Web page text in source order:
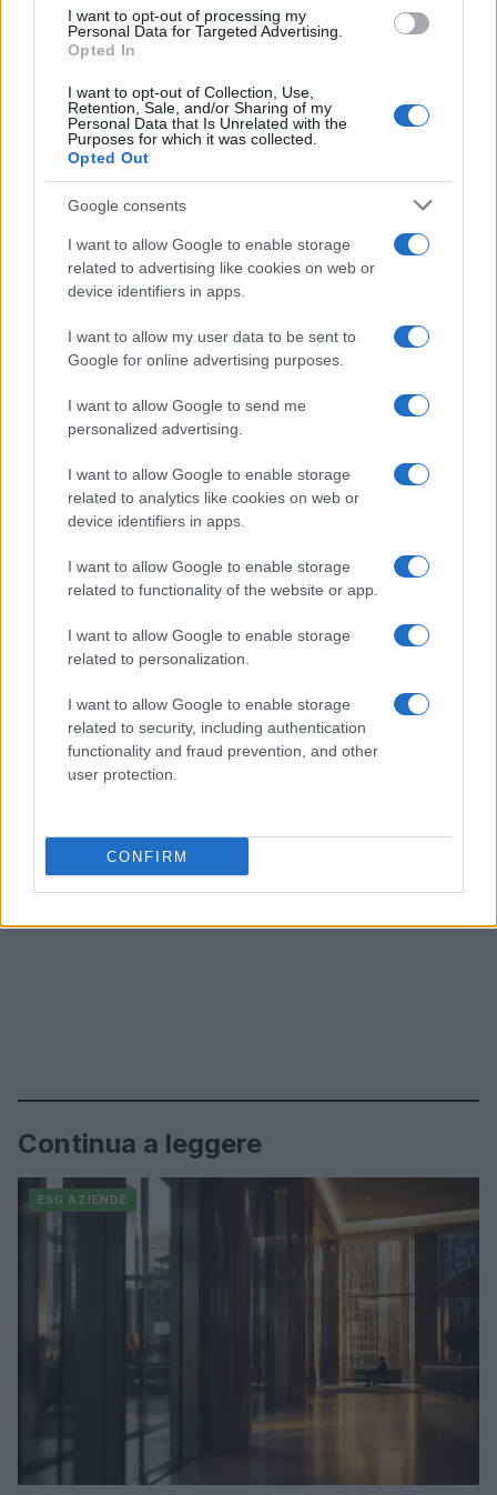
I want to opt-out of processing my
Personal Data for Targeted Advertising.
Opted In
I want to opt-out of Collection, Use,
Retention, Sale, and/or Sharing of my
Personal Data that Is Unrelated with the
Purposes for which it was collected.
Opted Out
Google consents
I want to allow Google to enable storage
related to advertising like cookies on web or
device identifiers in apps.
I want to allow my user data to be sent to
Google for online advertising purposes.
I want to allow Google to send me
personalized advertising.
I want to allow Google to enable storage
related to analytics like cookies on web or
device identifiers in apps.
I want to allow Google to enable storage
related to functionality of the website or app.
I want to allow Google to enable storage
related to personalization.
I want to allow Google to enable storage
related to security, including authentication
functionality and fraud prevention, and other
user protection.
CONFIRM
chiedere metriche omogenee lungo il tempo e
chiarire la strategia di transizione, incluse tappe
intermedie e governance degli incentivi.
Chiarimenti su perimetro,catena del valore e
qualità degli audit rafforzano la fiducia nei dati.
L’investitore che unisce rating esterni, analisi
proprietaria e engagement strutturato trasforma un
punteggio in unvantaggio informativo
riducendo
bias e asimmetrie. Così, il rating diventa l’inizio
della ricerca, non la sua destinazione.
AUTORE
Ilaria Galli
caso amministrativo triestino dopo accessi agli
atti al Municipio, sostenendo la linea editoriale
di rigore documentale. Editor di redazione, ha
Porto Vecchio.
Continua a leggere
ESG AZIENDE